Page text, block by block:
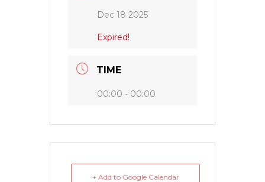
Dec 18 2025
Expired!
TIME
00:00 - 00:00
+ Add to Google Calendar